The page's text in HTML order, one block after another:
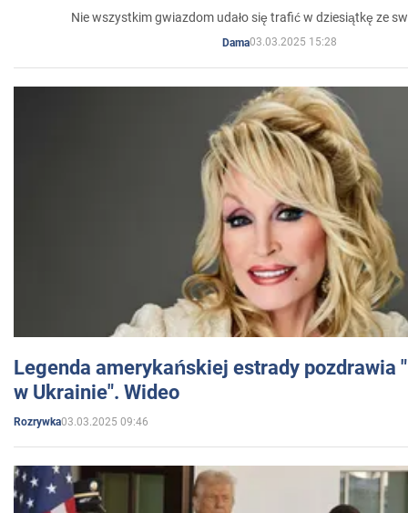
Nie wszystkim gwiazdom udało się trafić w dziesiątkę ze
Dama03.03.2025 15:28
Legenda amerykańskiej estrady pozdrawia
w Ukrainie". Wideo
Rozrywka03.03.2025 09:46